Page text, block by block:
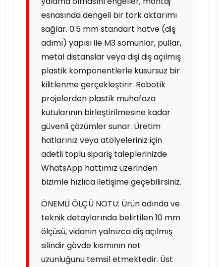
esnasında dengeli bir tork aktarımı
sağlar. 0.5 mm standart hatve (diş
adımı) yapısı ile M3 somunlar, pullar,
metal distanslar veya dişi diş açılmış
plastik komponentlerle kusursuz bir
kilitlenme gerçekleştirir. Robotik
projelerden plastik muhafaza
kutularının birleştirilmesine kadar
güvenli çözümler sunar. Üretim
hatlarınız veya atölyeleriniz için
adetli toplu sipariş taleplerinizde
WhatsApp hattımız üzerinden
bizimle hızlıca iletişime geçebilirsiniz.
ÖNEMLİ ÖLÇÜ NOTU: Ürün adında ve
teknik detaylarında belirtilen 10 mm
ölçüsü, vidanın yalnızca diş açılmış
silindir gövde kısmının net
uzunluğunu temsil etmektedir. Üst